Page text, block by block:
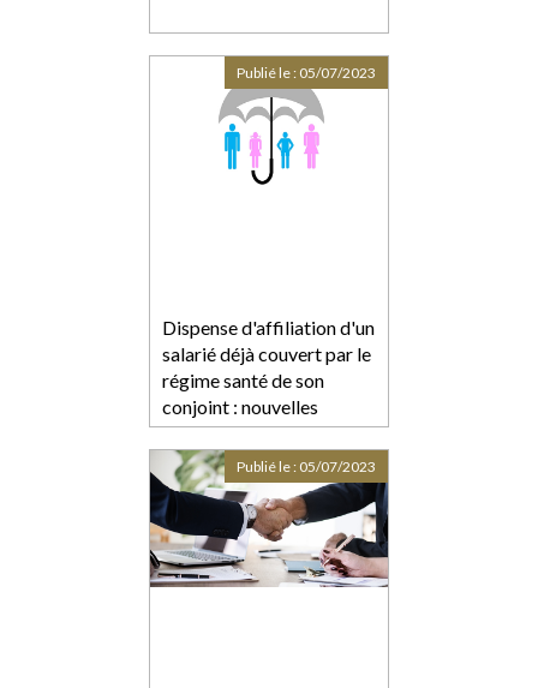
Dispense d'affiliation d'un
salarié déjà couvert par le
régime santé de son
conjoint : nouvelles
précisions
jurisprudentielles
Publié le : 05/07/2023
Publié le : 05/07/2023